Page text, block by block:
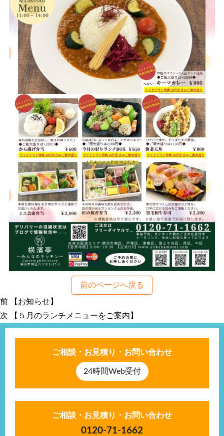
前のページへ戻る
投
稿
前
前
の
投
【お知らせ】
次
次
の
【５月のランチメニューをご案内】
ご相談・お見積り・お問い合わせ
24時間Web受付
ご相談・お見積り・お問い合わせ
0120-71-1662